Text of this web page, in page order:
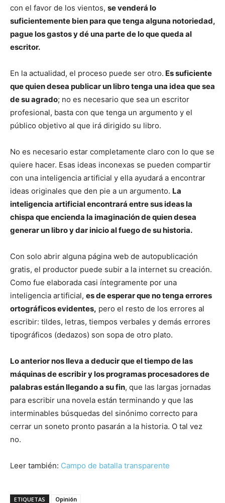
con el favor de los vientos, se venderá lo
suficientemente bien para que tenga alguna notoriedad,
pague los gastos y dé una parte de lo que queda al
escritor.
En la actualidad, el proceso puede ser otro. Es suficiente
que quien desea publicar un libro tenga una idea que sea
de su agrado; no es necesario que sea un escritor
profesional, basta con que tenga un argumento y el
público objetivo al que irá dirigido su libro.
No es necesario estar completamente claro con lo que se
quiere hacer. Esas ideas inconexas se pueden compartir
con una inteligencia artificial y ella ayudará a encontrar
ideas originales que den pie a un argumento. La
inteligencia artificial encontrará entre sus ideas la
chispa que encienda la imaginación de quien desea
generar un libro y dar inicio al fuego de su historia.
Con solo abrir alguna página web de autopublicación
gratis, el productor puede subir a la internet su creación.
Como fue elaborada casi íntegramente por una
inteligencia artificial, es de esperar que no tenga errores
ortográficos evidentes, pero el resto de los errores al
escribir: tildes, letras, tiempos verbales y demás errores
tipográficos (dedazos) son sopa de otro plato.
Lo anterior nos lleva a deducir que el tiempo de las
máquinas de escribir y los programas procesadores de
palabras están llegando a su fin, que las largas jornadas
para escribir una novela están terminando y que las
interminables búsquedas del sinónimo correcto para
cerrar un soneto pronto pasarán a la historia. O tal vez
no.
Leer también: Campo de batalla transparente
ETIQUETAS Opinión